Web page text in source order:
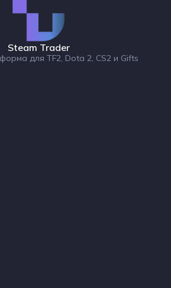
Steam Trader
для TF2, Dota 2, CS2 и Gifts